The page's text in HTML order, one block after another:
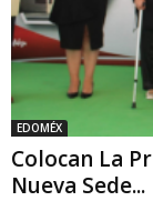
EDOMÉX
Colocan La
Nueva Sede...